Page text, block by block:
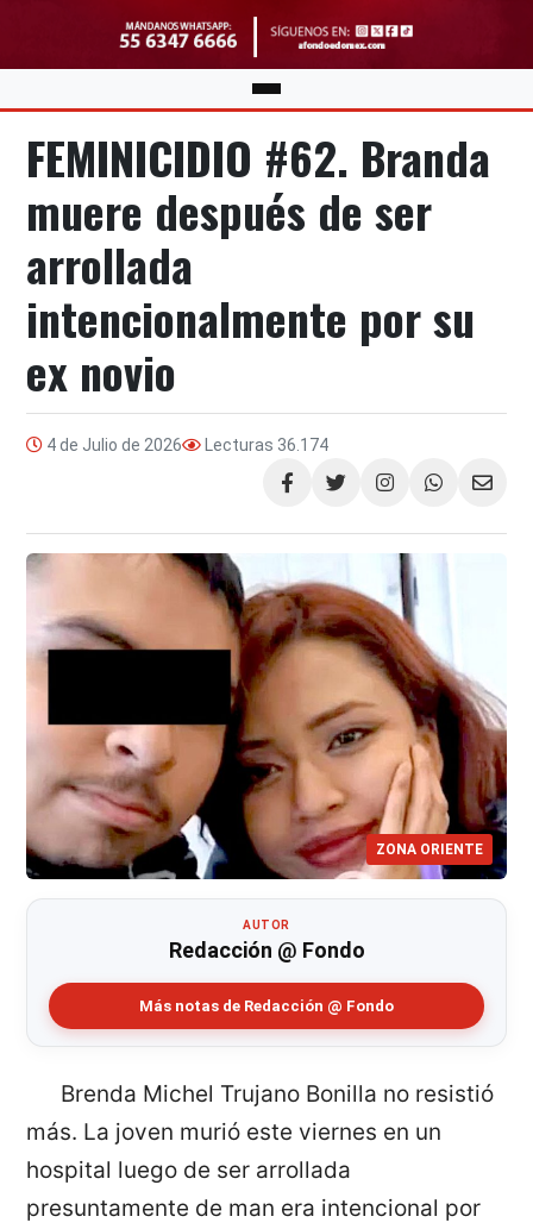
FEMINICIDIO #62. Branda
muere después de ser
arrollada
intencionalmente por su
ex novio
4 de Julio de 2026 Lecturas 36.174
Compartir
ZONA ORIENTE
AUTOR
Redacción @ Fondo
Más notas de Redacción @ Fondo
Brenda Michel Trujano Bonilla no resistió
más. La joven murió este viernes en un
hospital luego de ser arrollada
presuntamente de man era intencional por